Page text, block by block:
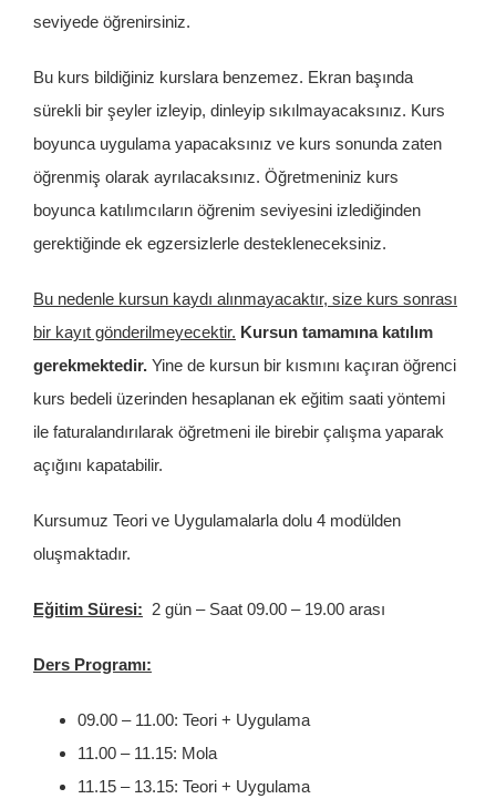
seviyede öğrenirsiniz.
Bu kurs bildiğiniz kurslara benzemez. Ekran başında
sürekli bir şeyler izleyip, dinleyip sıkılmayacaksınız. Kurs
boyunca uygulama yapacaksınız ve kurs sonunda zaten
öğrenmiş olarak ayrılacaksınız. Öğretmeniniz kurs
boyunca katılımcıların öğrenim seviyesini izlediğinden
gerektiğinde ek egzersizlerle destekleneceksiniz.
Bu nedenle kursun kaydı alınmayacaktır, size kurs sonrası
bir kayıt gönderilmeyecektir. Kursun tamamına katılım
gerekmektedir. Yine de kursun bir kısmını kaçıran öğrenci
kurs bedeli üzerinden hesaplanan ek eğitim saati yöntemi
ile faturalandırılarak öğretmeni ile birebir çalışma yaparak
açığını kapatabilir.
Kursumuz Teori ve Uygulamalarla dolu 4 modülden
oluşmaktadır.
Eğitim Süresi: 2 gün – Saat 09.00 – 19.00 arası
Ders Programı:
09.00 – 11.00: Teori + Uygulama
11.00 – 11.15: Mola
11.15 – 13.15: Teori + Uygulama